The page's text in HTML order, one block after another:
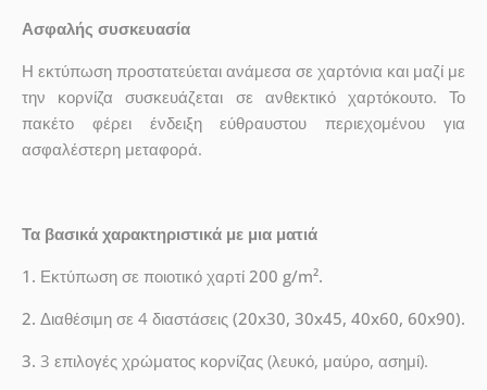
Ασφαλής συσκευασία
Η εκτύπωση προστατεύεται ανάμεσα σε χαρτόνια και μαζί με
την κορνίζα συσκευάζεται σε ανθεκτικό χαρτόκουτο. Το
πακέτο φέρει ένδειξη εύθραυστου περιεχομένου για
ασφαλέστερη μεταφορά.
Τα βασικά χαρακτηριστικά με μια ματιά
1. Εκτύπωση σε ποιοτικό χαρτί200 g/m².
2. Διαθέσιμη σε 4 διαστάσεις (20x30, 30x45, 40x60, 60x90).
3. 3 επιλογές χρώματος κορνίζας (λευκό, μαύρο, ασημί).